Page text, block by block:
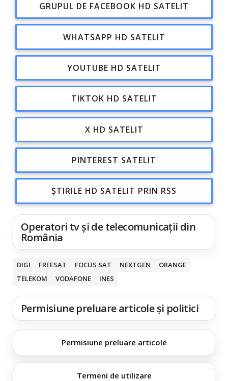
GRUPUL DE FACEBOOK HD SATELIT
WHATSAPP HD SATELIT
YOUTUBE HD SATELIT
TIKTOK HD SATELIT
X HD SATELIT
PINTEREST SATELIT
ȘTIRILE HD SATELIT PRIN RSS
Operatori tv și de telecomunicații din
România
DIGI FREESAT FOCUS SAT NEXTGEN
ORANGE
TELEKOM
VODAFONE INES
Permisiune preluare articole și politici
Permisiune preluare articole
Termeni de utilizare